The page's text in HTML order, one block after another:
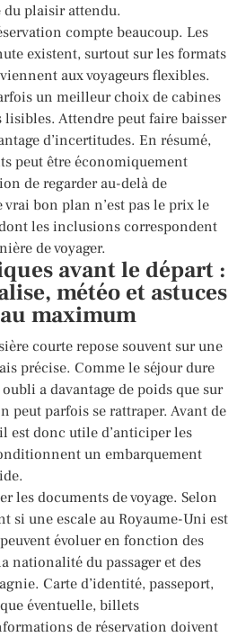
plaisir attendu.
compte beaucoup. Les
existent, surtout sur les formats
aux voyageurs flexibles.
un meilleur choix de cabines
Attendre peut faire baisser
d’incertitudes. En résumé,
peut être économiquement
de regarder au-delà de
bon plan n’est pas le prix le
dont les inclusions correspondent
de voyager.
avant le départ :
météo et astuces
maximum
courte repose souvent sur une
précise. Comme le séjour dure
a davantage de poids que sur
peut parfois se rattraper. Avant de
est donc utile d’anticiper les
un embarquement
les documents de voyage. Selon
si une escale au Royaume-Uni est
évoluer en fonction des
nationalité du passager et des
Carte d’identité, passeport,
éventuelle, billets
de réservation doivent